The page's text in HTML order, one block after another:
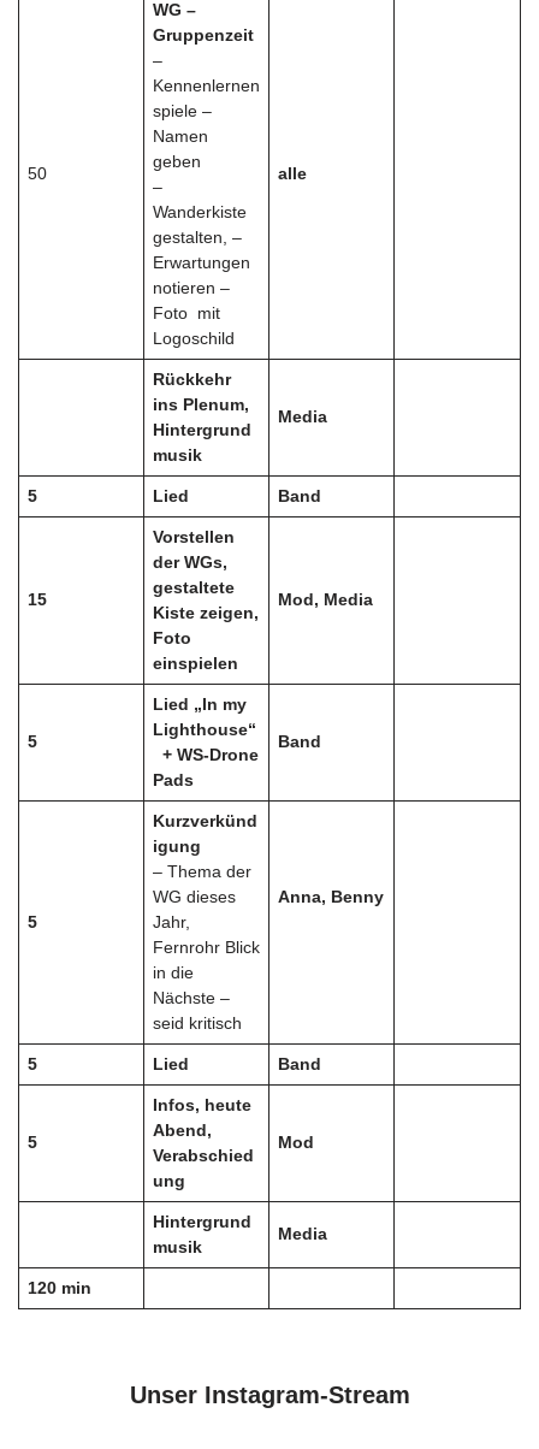
50
WG –
Gruppenzeit
–
Kennenlernen
spiele –
Namen
geben
–
Wanderkiste
gestalten, –
Erwartungen
notieren –
Foto mit
Logoschild
alle
Rückkehr
ins Plenum,
Hintergrund
musik
Media
5 Lied Band
15
Vorstellen
der WGs,
gestaltete
Kiste zeigen,
Foto
einspielen
Mod, Media
5
Lied „In my
Lighthouse“
+ WS-Drone
Pads
Band
5
Kurzverkünd
igung
– Thema der
WG dieses
Jahr,
Fernrohr Blick
in die
Nächste –
seid kritisch
Anna, Benny
5 Lied Band
5
Infos, heute
Abend,
Verabschied
ung
Mod
Hintergrund
musik
Media
120 min
Unser Instagram-Stream